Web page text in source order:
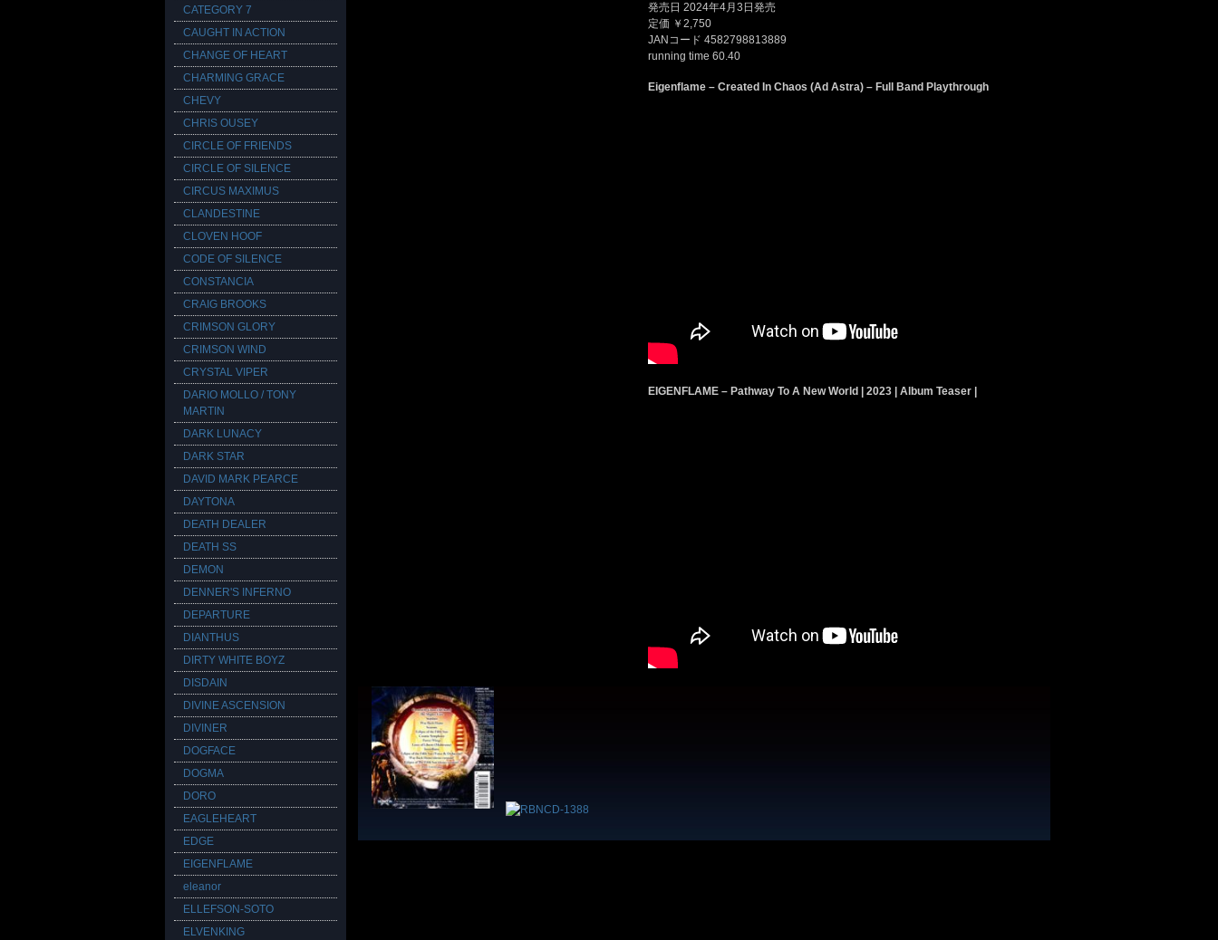
発売日 2024年4月3日発売
定価 ￥2,750
JANコード 4582798813889
running time 60.40
Eigenflame – Created In Chaos (Ad Astra) – Full Band Playthrough
EIGENFLAME – Pathway To A New World | 2023 | Album Teaser |
CATEGORY 7
CAUGHT IN ACTION
CHANGE OF HEART
CHARMING GRACE
CHEVY
CHRIS OUSEY
CIRCLE OF FRIENDS
CIRCLE OF SILENCE
CIRCUS MAXIMUS
CLANDESTINE
CLOVEN HOOF
CODE OF SILENCE
CONSTANCIA
CRAIG BROOKS
CRIMSON GLORY
CRIMSON WIND
CRYSTAL VIPER
DARIO MOLLO / TONY
MARTIN
DARK LUNACY
DARK STAR
DAVID MARK PEARCE
DAYTONA
DEATH DEALER
DEATH SS
DEMON
DENNER'S INFERNO
DEPARTURE
DIANTHUS
DIRTY WHITE BOYZ
DISDAIN
DIVINE ASCENSION
DIVINER
DOGFACE
DOGMA
DORO
EAGLEHEART
EDGE
EIGENFLAME
eleanor
ELLEFSON-SOTO
ELVENKING